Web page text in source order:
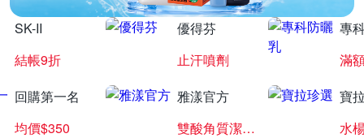
SK-II
結帳9折
優得芬
止汗噴劑
專
滿
回購第一名
均價$350
雅漾官方
雙酸角質潔膚露
寶
水